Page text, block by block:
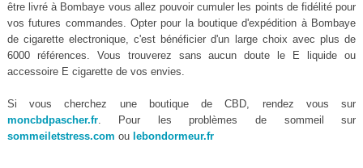
être livré à Bombaye vous allez pouvoir cumuler les points de fidélité pour
vos futures commandes. Opter pour la boutique d'expédition à Bombaye
de cigarette electronique, c'est bénéficier d'un large choix avec plus de
6000 références. Vous trouverez sans aucun doute le E liquide ou
accessoire E cigarette de vos envies.
Si vous cherchez une boutique de CBD, rendez vous sur
moncbdpascher.fr. Pour les problèmes de sommeil sur
sommeiletstress.com ou lebondormeur.fr